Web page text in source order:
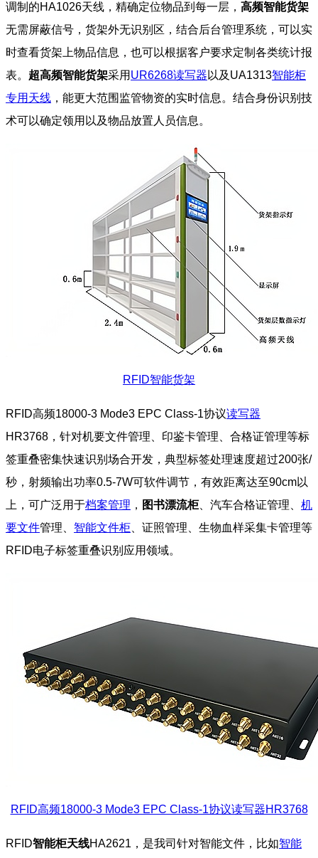
调制的HA1026天线，精确定位物品到每一层， 高频智能货架
无需屏蔽信号，货架外无识别区，结合后台管理系统，可以实
时查看货架上物品信息，也可以根据客户要求定制各类统计报
表。 超高频智能货架采用 UR6268读写器 以及UA1313智能柜
专用天线 ，能更大范围监管物资的实时信息。结合身份识别技
术可以确定领用以及物品放置人员信息。
RFID智能货架
RFID高频18000-3 Mode3 EPC Class-1协议读写器
HR3768，针对机要文件管理、印鉴卡管理、合格证管理等标
签重叠密集快速识别场合开发，典型标签处理速度超过200张/
秒，射频输出功率0.5-7W可软件调节，有效距离达至90cm以
上，可广泛用于档案管理 ， 图书漂流柜、汽车合格证管理、 机
要文件管理、 智能文件柜 、证照管理、生物血样采集卡管理等
RFID电子标签重叠识别应用领域。
RFID高频18000-3 Mode3 EPC Class-1协议读写器HR3768
RFID智能柜天线HA2621，是我司针对智能文件，比如智能